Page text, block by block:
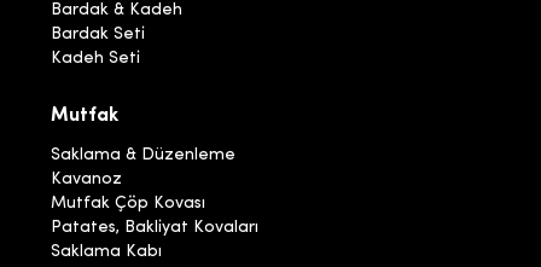
Bardak & Kadeh
Bardak Seti
Kadeh Seti
Mutfak
Saklama & Düzenleme
Kavanoz
Mutfak Çöp Kovası
Patates, Bakliyat Kovaları
Saklama Kabı